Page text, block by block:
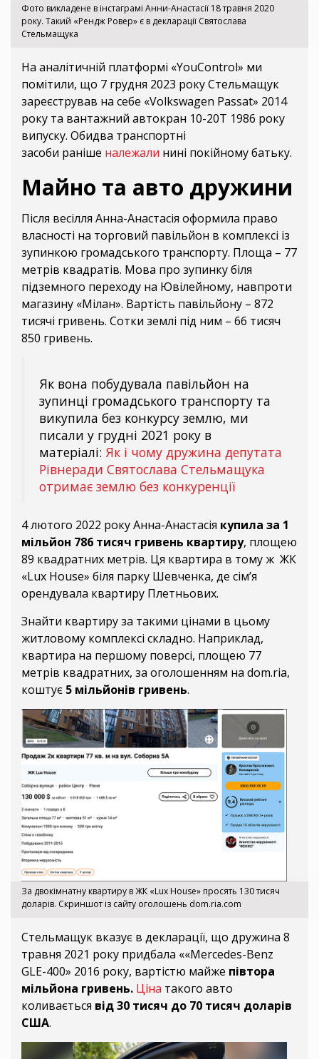
Фото викладене в інстаграмі Анни-Анастасії 18 травня 2020
року. Такий «Рендж Ровер» є в декларації Святослава
Стельмащука
На аналітичній платформі «YouControl» ми
помітили, що 7 грудня 2023 року Стельмащук
зареєстрував на себе «Volkswagen Passat» 2014
року та вантажний автокран 10-20Т 1986 року
випуску. Обидва транспортні
засоби раніше належали нині покійному батьку.
Майно та авто дружини
Після весілля Анна-Анастасія оформила право
власності на торговий павільйон в комплексі із
зупинкою громадського транспорту. Площа – 77
метрів квадратів. Мова про зупинку біля
підземного переходу на Ювілейному, навпроти
магазину «Мілан». Вартість павільйону – 872
тисячі гривень. Сотки землі під ним – 66 тисяч
850 гривень.
Як вона побудувала павільйон на
зупинці громадського транспорту та
викупила без конкурсу землю, ми
писали у грудні 2021 року в
матеріалі: Як і чому дружина депутата
Рівнеради Святослава Стельмащука
отримає землю без конкуренції
4 лютого 2022 року Анна-Анастасія купила за 1
мільйон 786 тисяч гривень квартиру, площею
89 квадратних метрів. Ця квартира в тому ж ЖК
«Lux House» біля парку Шевченка, де сім’я
орендувала квартиру Плетньових.
Знайти квартиру за такими цінами в цьому
житловому комплексі складно. Наприклад,
квартира на першому поверсі, площею 77
метрів квадратних, за оголошенням на dom.ria,
коштує 5 мільйонів гривень.
За двокімнатну квартиру в ЖК «Lux House» просять 130 тисяч
доларів. Скриншот із сайту оголошень dom.ria.com
Стельмащук вказує в декларації, що дружина 8
травня 2021 року придбала ««Mercedes-Benz
GLE-400» 2016 року, вартістю майже півтора
мільйона гривень. Ціна такого авто
коливається від 30 тисяч до 70 тисяч доларів
США.